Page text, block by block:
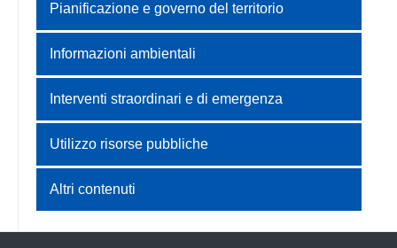
Pianificazione e governo del territorio
Informazioni ambientali
Interventi straordinari e di emergenza
Utilizzo risorse pubbliche
Altri contenuti